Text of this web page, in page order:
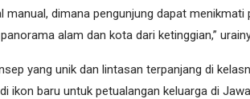
manual, dimana pengunjung dapat
alam dan kota dari ketinggian,”
yang unik dan lintasan terpanjang di
ikon baru untuk petualangan keluarga di